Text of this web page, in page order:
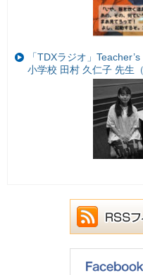
「TDXラジオ」
小学校 田村 久仁子 先生